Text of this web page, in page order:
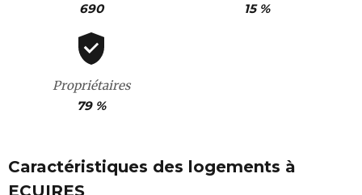
690
15 %
Propriétaires
79 %
Caractéristiques des logements à
ECUIRES